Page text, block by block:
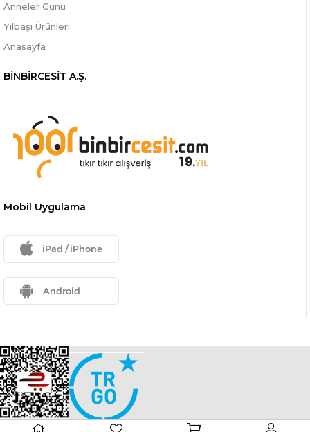
Anneler Günü
Yılbaşı Ürünleri
Anasayfa
BİNBİRCESİT A.Ş.
Mobil Uygulama